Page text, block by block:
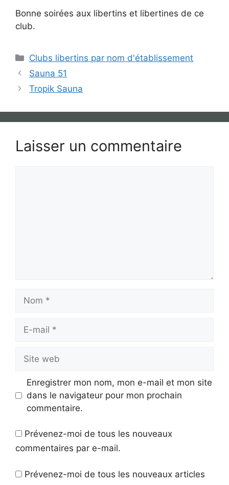
Bonne soirées aux libertins et libertines de ce
club.
Catégories
Clubs libertins par nom d'établissement
Sauna 51
Tropik Sauna
Laisser un commentaire
mail
web
Enregistrer mon nom, mon e-mail et mon site
dans le navigateur pour mon prochain
commentaire.
Prévenez-moi de tous les nouveaux
commentaires par e-mail.
Prévenez-moi de tous les nouveaux articles